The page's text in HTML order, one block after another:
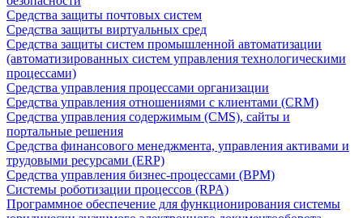
Средства защиты почтовых систем
Средства защиты виртуальных сред
Средства защиты систем промышленной автоматизации
(автоматизированных систем управления технологическими
процессами)
Средства управления процессами организации
Средства управления отношениями с клиентами (CRM)
Средства управления содержимым (CMS), сайты и
портальные решения
Средства финансового менеджмента, управления активами и
трудовыми ресурсами (ERP)
Средства управления бизнес-процессами (BPM)
Системы роботизации процессов (RPA)
Программное обеспечение для функционирования системы